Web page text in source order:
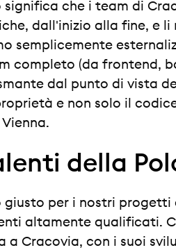
che i team di
dall'inizio alla fine, e li
semplicemente
completo (da frontend,
dal punto di vista
e non solo il
della
per i nostri progetti
altamente qualificati.
a Cracovia, con i suoi